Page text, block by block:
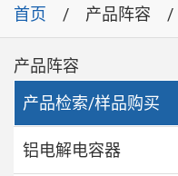
首页 产品阵容
产品阵容
产品检索/样品购买
铝电解电容器